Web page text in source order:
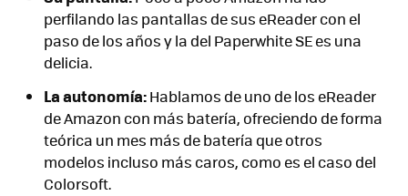
perfilando las pantallas de sus eReader con el
paso de los años y la del Paperwhite SE es una
delicia.
La autonomía:Hablamos de uno de los eReader
de Amazon con más batería, ofreciendo de forma
teórica un mes más de batería que otros
modelos incluso más caros, como es el caso del
Colorsoft.